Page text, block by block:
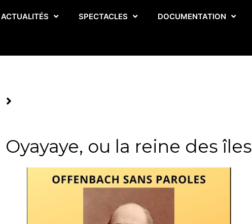
ACTUALITÉS SPECTACLES DOCUMENTATION
Oyayaye, ou la reine des îles